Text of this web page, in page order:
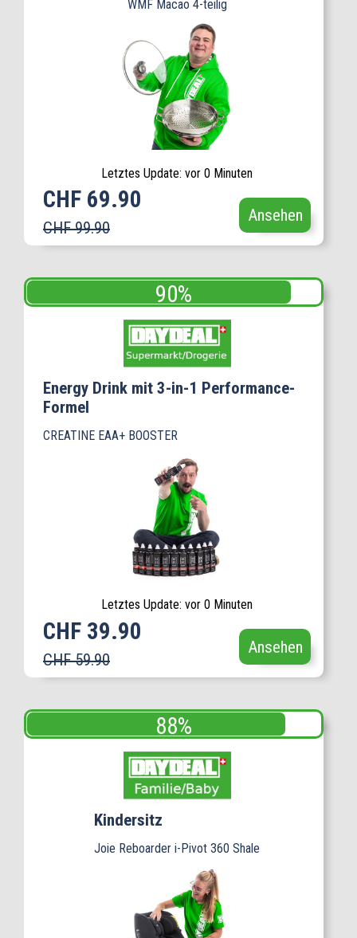
WMF Macao 4-teilig
Letztes Update: vor 0 Minuten
CHF 69.90
CHF 99.90
Ansehen
Energy Drink mit 3-in-1 Performance-
Formel
CREATINE EAA+ BOOSTER
Letztes Update: vor 0 Minuten
CHF 39.90
CHF 59.90
Ansehen
Kindersitz
Joie Reboarder i-Pivot 360 Shale